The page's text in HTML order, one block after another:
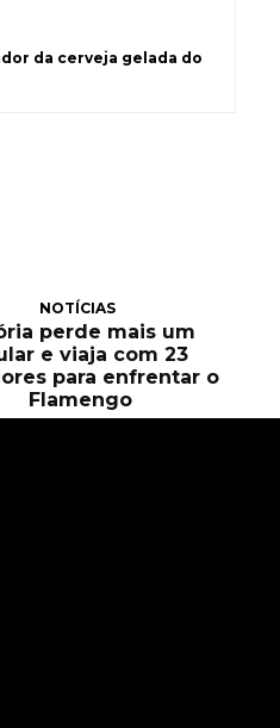
da cerveja gelada do
NOTÍCIAS
perde mais um
e viaja com 23
para enfrentar o
Flamengo